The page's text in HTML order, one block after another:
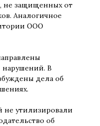
не защищенных от
Аналогичное
ООО
нарушений. В
дела об
не утилизировали
об